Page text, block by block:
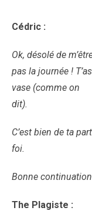
Cédric :
Ok, désolé de
pas la journée !
vase (comme on
dit).
C’est bien de ta
foi.
Bonne
The Plagiste :